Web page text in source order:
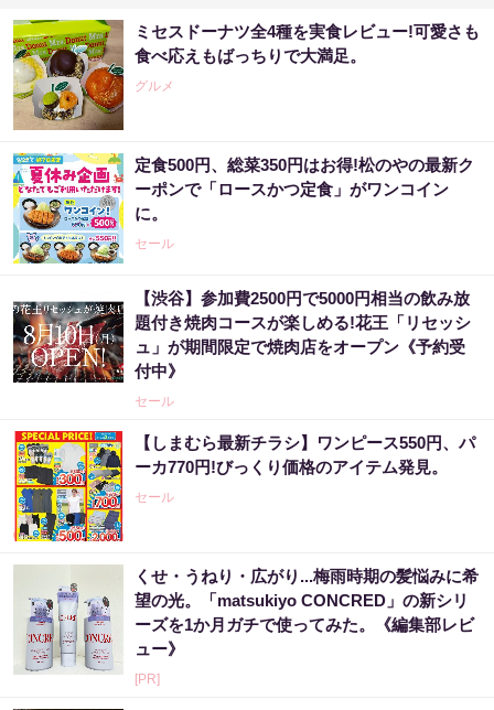
ミセスドーナツ全4種を実食レビュー!可愛さも
食べ応えもばっちりで大満足。
グルメ
定食500円、総菜350円はお得!松のやの最新ク
ーポンで「ロースかつ定食」がワンコイン
に。
セール
【渋谷】参加費2500円で5000円相当の飲み放
題付き焼肉コースが楽しめる!花王「リセッシ
ュ」が期間限定で焼肉店をオープン《予約受
付中》
セール
【しまむら最新チラシ】ワンピース550円、パ
ーカ770円!びっくり価格のアイテム発見。
セール
くせ・うねり・広がり...梅雨時期の髪悩みに希
望の光。「matsukiyo CONCRED」の新シリ
ーズを1か月ガチで使ってみた。《編集部レビ
ュー》
[PR]